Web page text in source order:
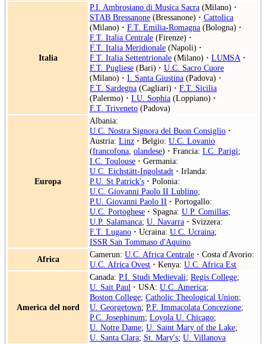
Italia
P.I. Ambrosiano di Musica Sacra (Milano) ·
STAB Bressanone (Bressanone) · Cattolica
(Milano) · F.T. Emilia-Romagna (Bologna) ·
F.T. Italia Centrale (Firenze) ·
F.T. Italia Meridionale (Napoli) ·
F.T. Italia Settentrionale (Milano) · LUMSA ·
F.T. Pugliese (Bari) · U.C. Sacro Cuore
(Milano) · I. Santa Giustina (Padova) ·
F.T. Sardegna (Cagliari) · F.T. Sicilia
(Palermo) · I.U. Sophia (Loppiano) ·
F.T. Triveneto (Padova)
Europa
Albania:
U.C. Nostra Signora del Buon Consiglio ·
Austria: Linz · Belgio: U.C. Lovanio
(francofona olandese) · Francia: I.C. Parigi;
I.C. Toulouse · Germania:
U.C. Eichstätt-Ingolstadt · Irlanda:
P.U. St Patrick's · Polonia:
U.C. Giovanni Paolo II Lublino;
P.U. Giovanni Paolo II · Portogallo:
U.C. Portoghese · Spagna: U.P. Comillas;
U.P. Salamanca; U. Navarra · Svizzera:
F.T. Lugano · Ucraina: U.C. Ucraina;
ISSR San Tommaso d'Aquino
Africa
Camerun: U.C. Africa Centrale · Costa d'Avorio:
U.C. Africa Ovest · Kenya: U.C. Africa Est
America del nord
Canada: P.I. Studi Medievali; Regis College;
U. Sait Paul · USA: U.C. America;
Boston College; Catholic Theological Union;
U. Georgetown; P.F. Immacolata Concezione;
P.C. Josephinum; Loyola U. Chicago;
U. Notre Dame; U. Saint Mary of the Lake;
U. Santa Clara; St. Mary's; U. Villanova